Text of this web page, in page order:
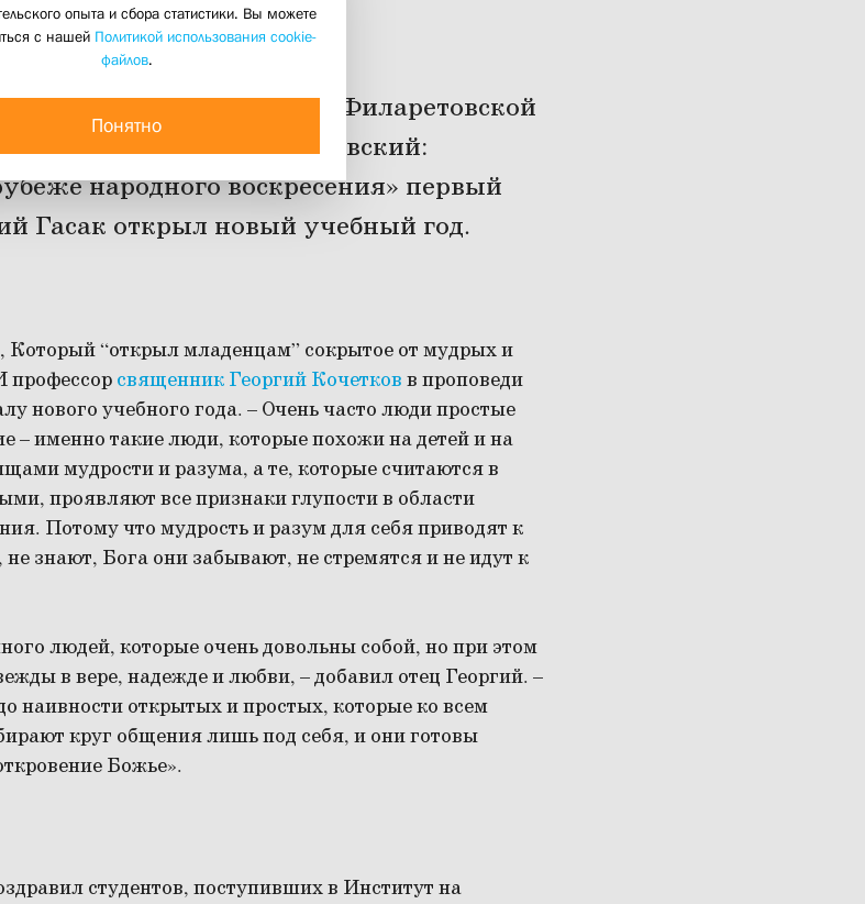
новые
02 сентября 2018
молебна в Свято-Филаретовской
Хомяков и Иван Киреевский:
народного воскресения» первый
Гасак открыл новый учебный год.
Который “открыл младенцам” сокрытое от мудрых и
профессор священник Георгий Кочетков в проповеди
нового учебного года. – Очень часто люди простые
– именно такие люди, которые похожи на детей и на
мудрости и разума, а те, которые считаются в
проявляют все признаки глупости в области
Потому что мудрость и разум для себя приводят к
знают, Бога они забывают, не стремятся и не идут к
людей, которые очень довольны собой, но при этом
в вере, надежде и любви, – добавил отец Георгий. –
наивности открытых и простых, которые ко всем
круг общения лишь под себя, и они готовы
Божье».
студентов, поступивших в Институт на
опыта и сбора статистики. Вы можете
с нашей Политикой использования cookie-
файлов.
Понятно